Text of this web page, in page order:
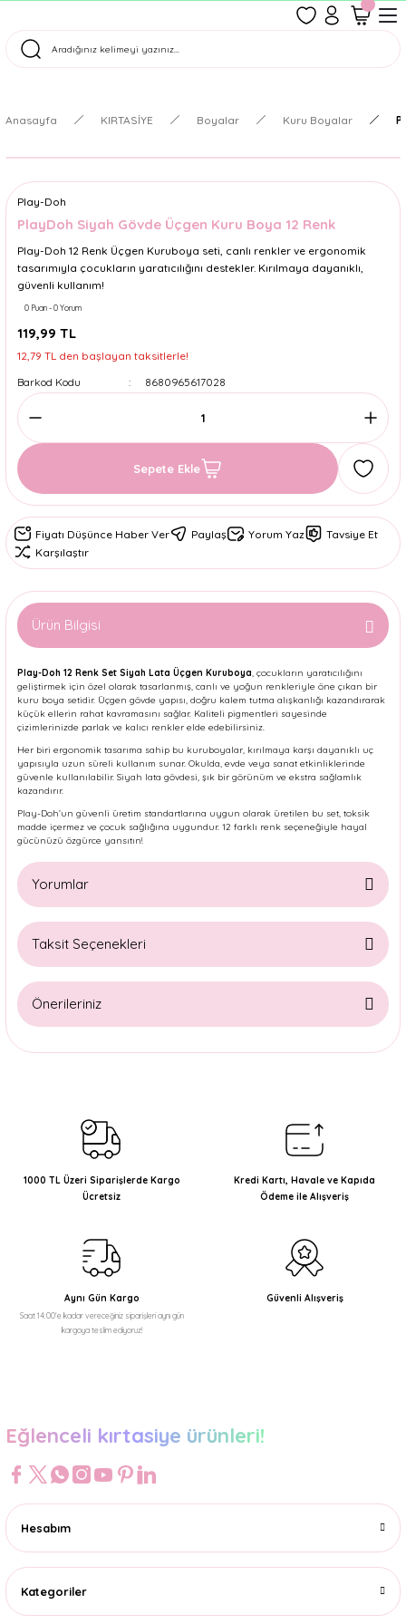
Tüm Siparişler Aynı Gün Kargoda!
Anasayfa KIRTASİYE Boyalar Kuru Boyalar
Play-Doh
PlayDoh Siyah Gövde Üçgen Kuru Boya 12 Renk
Play-Doh 12 Renk Üçgen Kuruboya seti, canlı renkler ve ergonomik
tasarımıyla çocukların yaratıcılığını destekler. Kırılmaya dayanıklı,
güvenli kullanım!
0 Puan - 0 Yorum
119,99 TL
12,79 TL den başlayan taksitlerle!
Barkod Kodu
8680965617028
Sepete Ekle
Fiyatı Düşünce Haber Ver Paylaş Yorum Yaz
Tavsiye Et
Karşılaştır
Ürün Bilgisi
Play-Doh 12 Renk Set Siyah Lata Üçgen Kuruboya, çocukların yaratıcılığını
geliştirmek için özel olarak tasarlanmış, canlı ve yoğun renkleriyle öne çıkan bir
kuru boya setidir. Üçgen gövde yapısı, doğru kalem tutma alışkanlığı kazandırarak
küçük ellerin rahat kavramasını sağlar. Kaliteli pigmentleri sayesinde
çizimlerinizde parlak ve kalıcı renkler elde edebilirsiniz.
Her biri ergonomik tasarıma sahip bu kuruboyalar, kırılmaya karşı dayanıklı uç
yapısıyla uzun süreli kullanım sunar. Okulda, evde veya sanat etkinliklerinde
güvenle kullanılabilir. Siyah lata gövdesi, şık bir görünüm ve ekstra sağlamlık
kazandırır.
Play-Doh’un güvenli üretim standartlarına uygun olarak üretilen bu set, toksik
madde içermez ve çocuk sağlığına uygundur. 12 farklı renk seçeneğiyle hayal
gücünüzü özgürce yansıtın!
Yorumlar
Taksit Seçenekleri
Önerileriniz
Bu ürünün fiyat bilgisi, resim, ürün açıklamalarında ve diğer
Ürün resmi kalitesiz, bozuk veya görüntülenemiyor.
Ürün açıklamasında eksik bilgiler bulunuyor.
Ürün bilgilerinde hatalar bulunuyor.
Bu ürüne benzer farklı alternatifler olmalı.
1000 TL Üzeri Siparişlerde Kargo
Ücretsiz
Kredi Kartı, Havale ve Kapıda
Ödeme ile Alışveriş
Aynı Gün Kargo
Saat 14:00'e kadar vereceğiniz siparişleri aynı gün
kargoya teslim ediyoruz!
Güvenli Alışveriş
Eğlenceli kırtasiye ürünleri!
Hesabım
Kategoriler